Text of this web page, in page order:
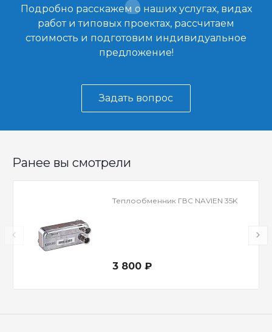
Подробно расскажем о наших услугах, видах
работ и типовых проектах, рассчитаем
стоимость и подготовим индивидуальное
предложение!
Задать вопрос
Ранее вы смотрели
Теплообменник ГВС NAVIEN 35K
3 800 ₽